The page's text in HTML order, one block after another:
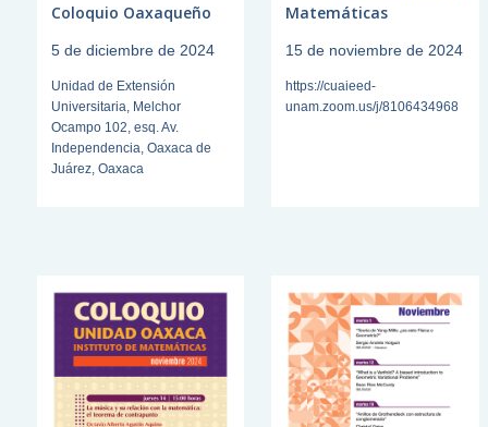
Coloquio Oaxaqueño
5 de diciembre de 2024
Unidad de Extensión
Universitaria, Melchor
Ocampo 102, esq. Av.
Independencia, Oaxaca de
Juárez, Oaxaca
Matemáticas
15 de noviembre de 2024
https://cuaieed-
unam.zoom.us/j/8106434968